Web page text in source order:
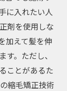
に入れたい人
剤を使用しな
加えて髪を伸
。ただし、
ことがあるた
縮毛矯正技術